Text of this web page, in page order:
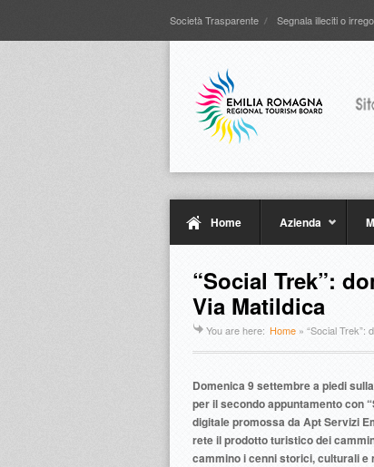
Società Trasparente Segnala illeciti o
Home Azienda
“Social Trek”:
Via Matildica
You are here: Home » “Social Trek”:
Domenica 9 settembre a piedi
per il secondo appuntamento con
digitale promossa da Apt Servizi
rete il prodotto turistico dei
cammino i cenni storici, culturali e